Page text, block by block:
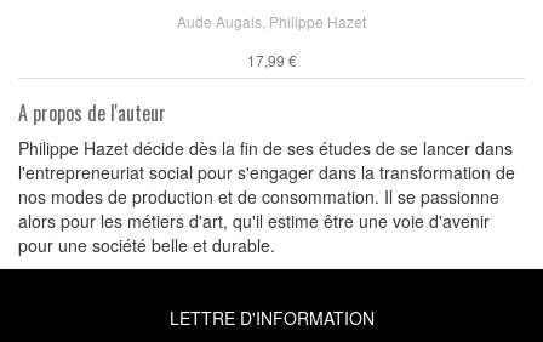
Aude Augais Philippe Hazet
17,99 €
A propos de l'auteur
Philippe Hazet décide dès la fin de ses études de se lancer dans
l'entrepreneuriat social pour s'engager dans la transformation de
nos modes de production et de consommation. Il se passionne
alors pour les métiers d'art, qu'il estime être une voie d'avenir
pour une société belle et durable.
LETTRE D'INFORMATION